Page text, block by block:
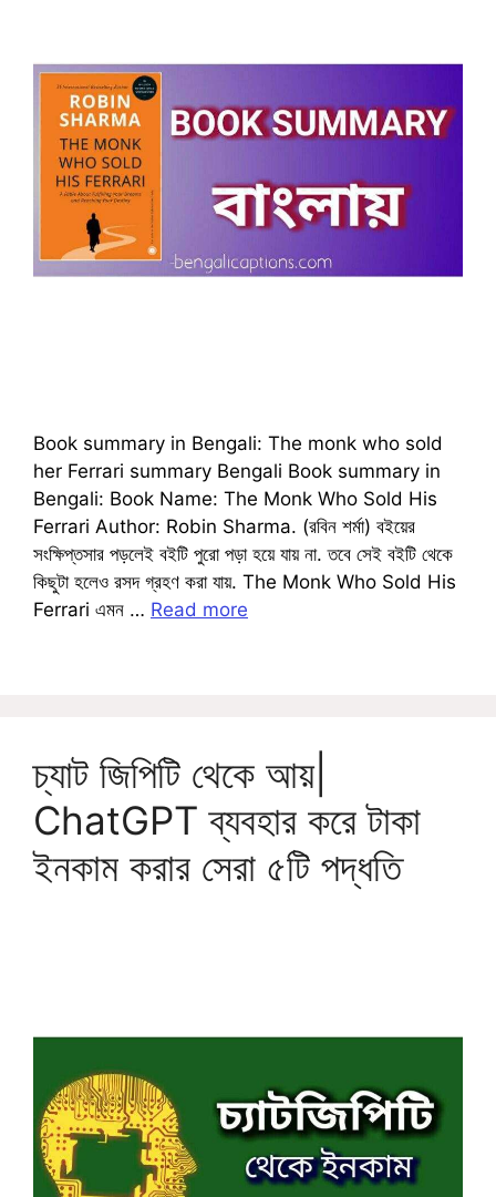
Book summary in Bengali: The monk who sold
her Ferrari summary Bengali Book summary in
Bengali: Book Name: The Monk Who Sold His
Ferrari Author: Robin Sharma. (রবিন শর্মা) বইয়ের
সংক্ষিপ্তসার পড়লেই বইটি পুরো পড়া হয়ে যায় না. তবে সেই বইটি থেকে
কিছুটা হলেও রসদ গ্রহণ করা যায়. The Monk Who Sold His
Ferrari এমন … Read more
চ্যাট জিপিটি থেকে আয়|
ChatGPT ব্যবহার করে টাকা
ইনকাম করার সেরা ৫টি পদ্ধতি